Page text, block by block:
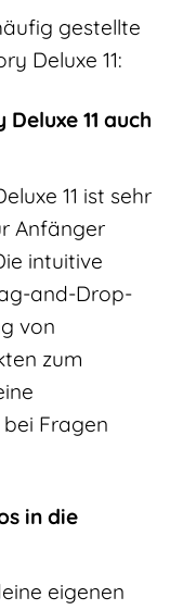
gestellte
Deluxe 11:
11 auch
11 ist sehr
Anfänger
intuitive
and-Drop-
von
zum
Fragen
in die
eigenen